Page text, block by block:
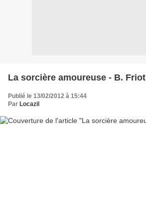
La sorcière amoureuse - B. Friot
Publié le 13/02/2012 à 15:44
Par Locazil